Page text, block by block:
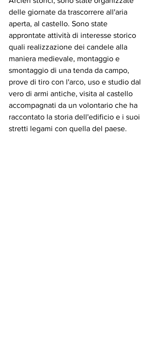
delle giornate da trascorrere all'aria
aperta, al castello. Sono state
approntate attività di interesse storico
quali realizzazione dei candele alla
maniera medievale, montaggio e
smontaggio di una tenda da campo,
prove di tiro con l'arco, uso e studio dal
vero di armi antiche, visita al castello
accompagnati da un volontario che ha
raccontato la storia dell'edificio e i suoi
stretti legami con quella del paese.